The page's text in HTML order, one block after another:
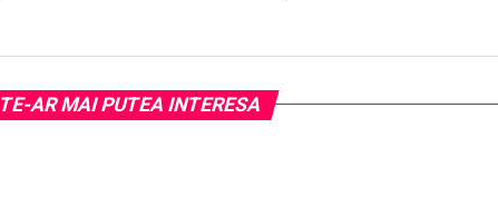
TE-AR MAI PUTEA INTERESA